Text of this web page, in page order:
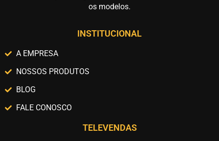
os modelos.
INSTITUCIONAL
A EMPRESA
NOSSOS PRODUTOS
BLOG
FALE CONOSCO
TELEVENDAS